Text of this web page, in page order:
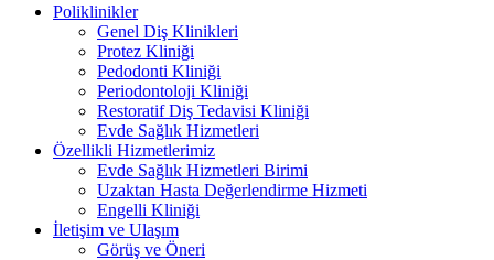
Poliklinikler
Genel Diş Klinikleri
Protez Kliniği
Pedodonti Kliniği
Periodontoloji Kliniği
Restoratif Diş Tedavisi Kliniği
Evde Sağlık Hizmetleri
Özellikli Hizmetlerimiz
Evde Sağlık Hizmetleri Birimi
Uzaktan Hasta Değerlendirme Hizmeti
Engelli Kliniği
İletişim ve Ulaşım
Görüş ve Öneri